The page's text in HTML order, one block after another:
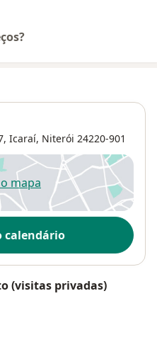
Icaraí, Niterói 24220-901
mapanum novo separador
calendário
(visitas privadas)